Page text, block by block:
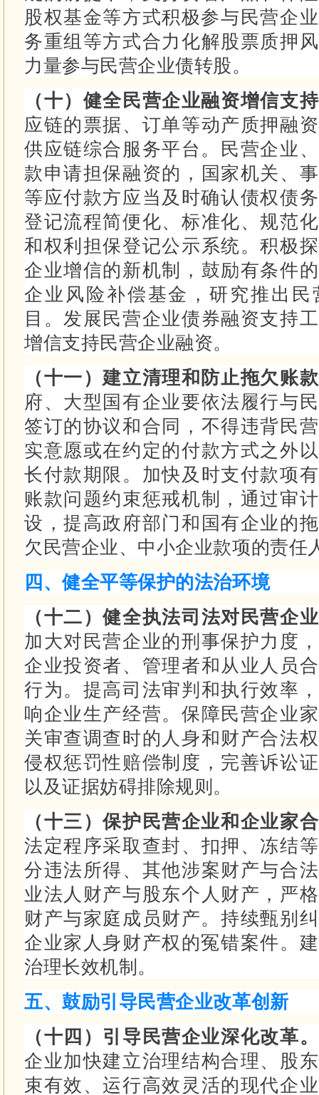
股权基金等方式积极参与民营企
务重组等方式合力化解股票质押
力量参与民营企业债转股。
（十）健全民营企业融资增信支
应链的票据、订单等动产质押融
供应链综合服务平台。 民营企业
款申请担保融资的，国家机关、
等应付款方应当及时确认债权债
登记流程简便化、标准化、规范
和权利担保登记公示系统。积极
企业增信的新机制，鼓励有条件
企业风险补偿基金，研究推出
目。 发展民营企业债券融资支持
增信支持民营企业融资。
（十一）建立清理和防止拖欠账
府、大型国有企业要依法履行与
签订的协议和合同，不得违背民
实意愿或在约定的付款方式之外
长付款期限。 加快及时支付款项
账款问题约束惩戒机制，通过审
设，提高政府部门和国有企业的
欠民营企业、中小企业款项的责任
四、健全平等保护的法治环境
（十二）健全执法司法对民营企
加大对民营企业的刑事保护力度
企业投资者、管理者和从业人员
行为。 提高司法审判和执行效率
响企业生产经营。 保障民营企业
关审查调查时的人身和财产合法
侵权惩罚性赔偿制度，完善诉讼
以及证据妨碍排除规则。
（十三）保护民营企业和企业家
法定程序采取查封、扣押、冻结
分违法所得、其他涉案财产与合
业法人财产与股东个人财产，严
财产与家庭成员财产。持续甄别
企业家人身财产权的冤错案件。
治理长效机制。
五、鼓励引导民营企业改革创新
（十四）引导民营企业深化改革。
企业加快建立治理结构合理、股
束有效、运行高效灵活的现代企